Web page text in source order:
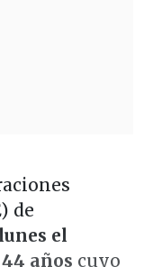
de
el
años cuyo